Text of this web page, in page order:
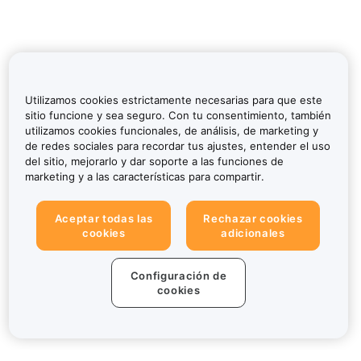
Utilizamos cookies estrictamente necesarias para que este
sitio funcione y sea seguro. Con tu consentimiento, también
utilizamos cookies funcionales, de análisis, de marketing y
de redes sociales para recordar tus ajustes, entender el uso
del sitio, mejorarlo y dar soporte a las funciones de
marketing y a las características para compartir.
Aceptar todas las
cookies
Rechazar cookies
adicionales
Configuración de
cookies